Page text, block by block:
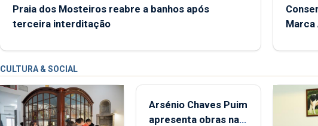
Praia dos Mosteiros reabre a banhos após
terceira interditação
CULTURA & SOCIAL
Arsénio Chaves Puim
apresenta obras na